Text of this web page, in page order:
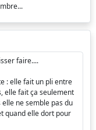
faire....
: elle fait un pli entre
elle fait ça seulement
ne semble pas du
quand elle dort pour